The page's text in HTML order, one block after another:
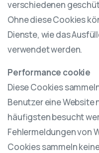
verschiedenen
Ohne diese Cookies
Dienste, wie das
verwendet werden.
Performance cookie
Diese Cookies
Benutzer eine Website
häufigsten besucht
Fehlermeldungen von
Cookies sammeln